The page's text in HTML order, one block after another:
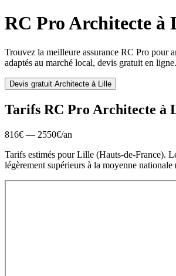
RC ProArchitecte à
Trouvez la meilleure assurance RC Pro pour
adaptés au marché local, devis gratuit en ligne.
Devis gratuit Architecte à Lille
Tarifs RC Pro Architecte à
816€ — 2550€/an
Tarifs estimés pourLille (Hauts-de-France).
légèrement supérieurs à la moyenne